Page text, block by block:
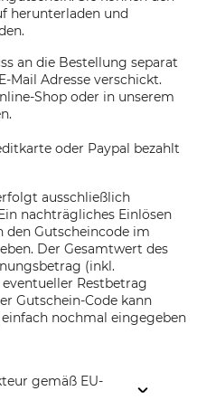
herunterladen und
an die Bestellung separat
Mail Adresse verschickt.
Shop oder in unserem
oder Paypal bezahlt
ausschließlich
nachträgliches Einlösen
Gutscheincode im
Der Gesamtwert des
(inkl.
Restbetrag
Gutschein-Code kann
nochmal eingegeben
gemäß EU-